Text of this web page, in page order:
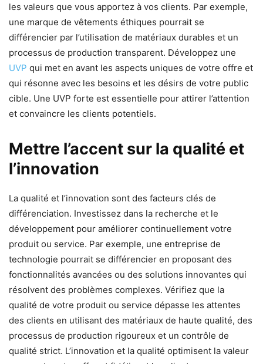
les valeurs que vous apportez à vos clients. Par exemple,
une marque de vêtements éthiques pourrait se
différencier par l’utilisation de matériaux durables et un
processus de production transparent. Développez une
UVP qui met en avant les aspects uniques de votre offre et
qui résonne avec les besoins et les désirs de votre public
cible. Une UVP forte est essentielle pour attirer l’attention
et convaincre les clients potentiels.
Mettre l’accent sur la qualité et
l’innovation
La qualité et l’innovation sont des facteurs clés de
différenciation. Investissez dans la recherche et le
développement pour améliorer continuellement votre
produit ou service. Par exemple, une entreprise de
technologie pourrait se différencier en proposant des
fonctionnalités avancées ou des solutions innovantes qui
résolvent des problèmes complexes. Vérifiez que la
qualité de votre produit ou service dépasse les attentes
des clients en utilisant des matériaux de haute qualité, des
processus de production rigoureux et un contrôle de
qualité strict. L’innovation et la qualité optimisent la valeur